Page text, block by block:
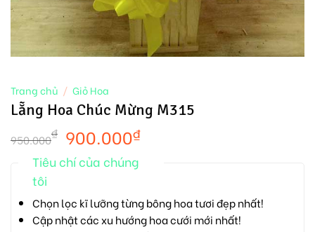
Trang chủ / Giỏ Hoa
Lẵng Hoa Chúc Mừng M315
950.000₫ 900.000₫
Tiêu chí của chúng
tôi
Chọn lọc kĩ lưỡng từng bông hoa tươi đẹp nhất!
Cập nhật các xu hướng hoa cưới mới nhất!